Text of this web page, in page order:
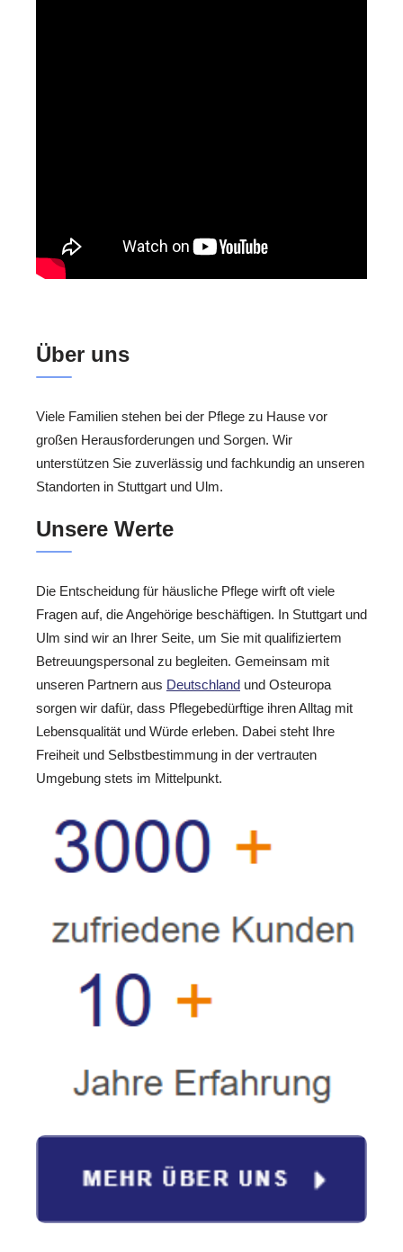
Über uns
Viele Familien stehen bei der Pflege zu Hause vor
großen Herausforderungen und Sorgen. Wir
unterstützen Sie zuverlässig und fachkundig an unseren
Standorten in Stuttgart und Ulm.
Unsere Werte
Die Entscheidung für häusliche Pflege wirft oft viele
Fragen auf, die Angehörige beschäftigen. In Stuttgart und
Ulm sind wir an Ihrer Seite, um Sie mit qualifiziertem
Betreuungspersonal zu begleiten. Gemeinsam mit
unseren Partnern aus Deutschland und Osteuropa
sorgen wir dafür, dass Pflegebedürftige ihren Alltag mit
Lebensqualität und Würde erleben. Dabei steht Ihre
Freiheit und Selbstbestimmung in der vertrauten
Umgebung stets im Mittelpunkt.